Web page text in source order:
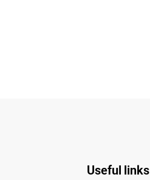
Useful links